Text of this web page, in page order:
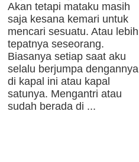
Akan tetapi mataku masih
saja kesana kemari untuk
mencari sesuatu. Atau lebih
tepatnya seseorang.
Biasanya setiap saat aku
selalu berjumpa dengannya
di kapal ini atau kapal
satunya. Mengantri atau
sudah berada di ...